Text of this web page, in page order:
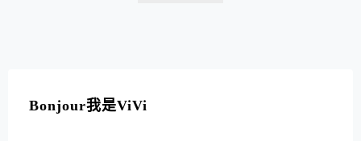
Bonjour我是ViVi